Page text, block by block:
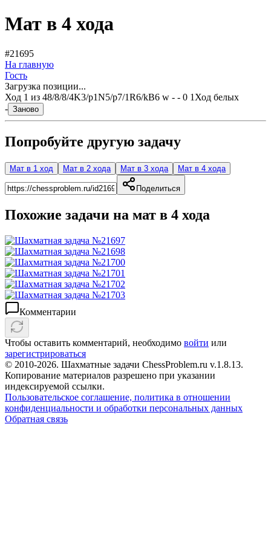
Мат в 4 хода
#21695
На главную
Гость
Загрузка позиции...
Ход 1 из 48/8/8/4K3/p1N5/p7/1R6/kB6 w - - 0 1 Ход белых
- Заново
Попробуйте другую задачу
Мат в 1 ход Мат в 2 хода Мат в 3 хода Мат в 4 хода
Поделиться
Похожие задачи на мат в 4 хода
Комментарии
Чтобы оставить комментарий, необходимо войти или
зарегистрироваться
© 2010-2026. Шахматные задачи ChessProblem.ru v.1.8.13.
Копирование материалов разрешено при указании
индексируемой ссылки.
Пользовательское соглашение, политика в отношении
конфиденциальности и обработки персональных данных
Обратная связь